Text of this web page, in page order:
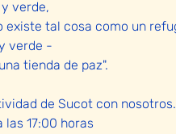
verde,
existe tal cosa como un
verde -
tienda de paz".
de Sucot con nosotros.
17:00 horas